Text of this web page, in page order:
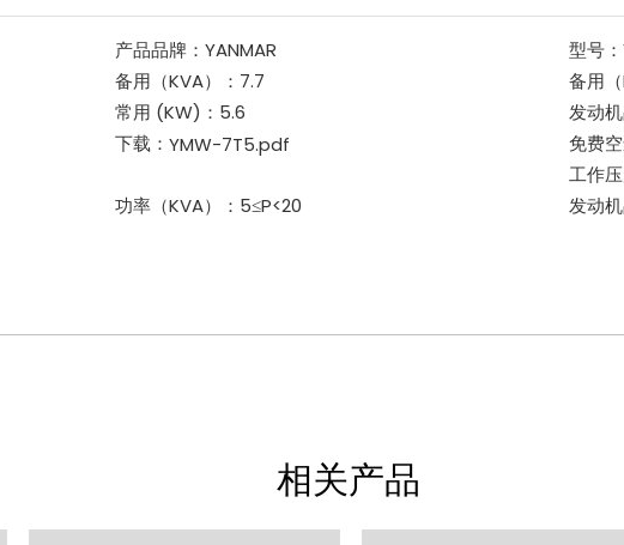
产品品牌： YANMAR 型号：
备用（KVA）： 7.7 备用
常用 (KW)： 5.6 发动
下载： YMW-7T5.pdf 免费
工作
功率（KVA）： 5≤P<20 发动
相关产品